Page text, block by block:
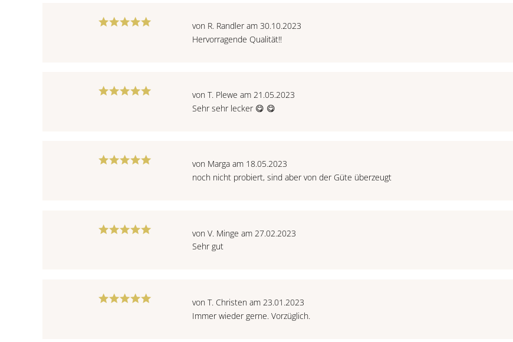
von R. Randler am 30.10.2023
Hervorragende Qualität!!
von T. Plewe am 21.05.2023
Sehr sehr lecker 😋 😋
von Marga am 18.05.2023
noch nicht probiert, sind aber von der Güte überzeugt
von V. Minge am 27.02.2023
Sehr gut
von T. Christen am 23.01.2023
Immer wieder gerne. Vorzüglich.